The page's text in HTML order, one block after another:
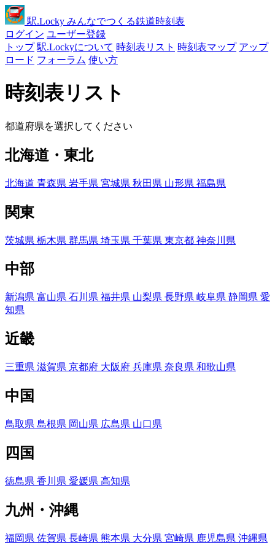
駅.Locky みんなでつくる鉄道時刻表
ログイン ユーザー登録
トップ 駅.Lockyについて 時刻表リスト 時刻表マップ アップ
ロード フォーラム 使い方
時刻表リスト
都道府県を選択してください
北海道・東北
北海道 青森県 岩手県 宮城県 秋田県 山形県 福島県
関東
茨城県 栃木県 群馬県 埼玉県 千葉県 東京都 神奈川県
中部
新潟県 富山県 石川県 福井県 山梨県 長野県 岐阜県 静岡県 愛
知県
近畿
三重県 滋賀県 京都府 大阪府 兵庫県 奈良県 和歌山県
中国
鳥取県 島根県 岡山県 広島県 山口県
四国
徳島県 香川県 愛媛県 高知県
九州・沖縄
福岡県 佐賀県 長崎県 熊本県 大分県 宮崎県 鹿児島県 沖縄県